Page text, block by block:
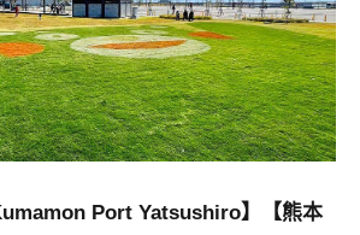
Port Yatsushiro】
【熊本